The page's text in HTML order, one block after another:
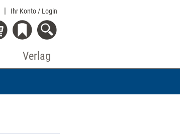
Ihr Konto / Login
Verlag